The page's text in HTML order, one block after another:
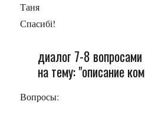
Таня
Спасибі!
диалог 7-8
на тему: "описание
Вопросы: